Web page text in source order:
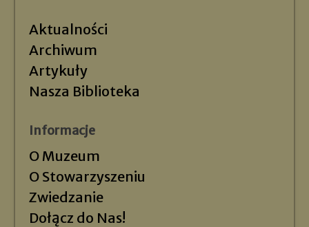
Aktualności
Archiwum
Artykuły
Nasza Biblioteka
Informacje
O Muzeum
O Stowarzyszeniu
Zwiedzanie
Dołącz do Nas!